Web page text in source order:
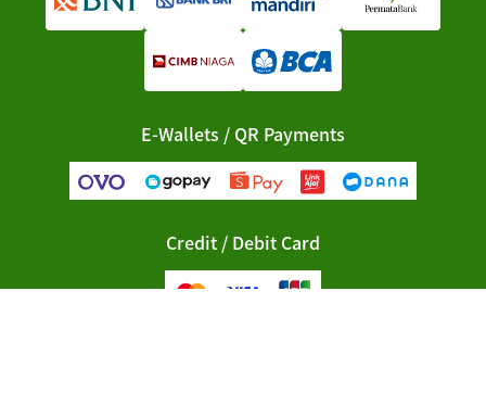
E-Wallets / QR Payments
Credit / Debit Card